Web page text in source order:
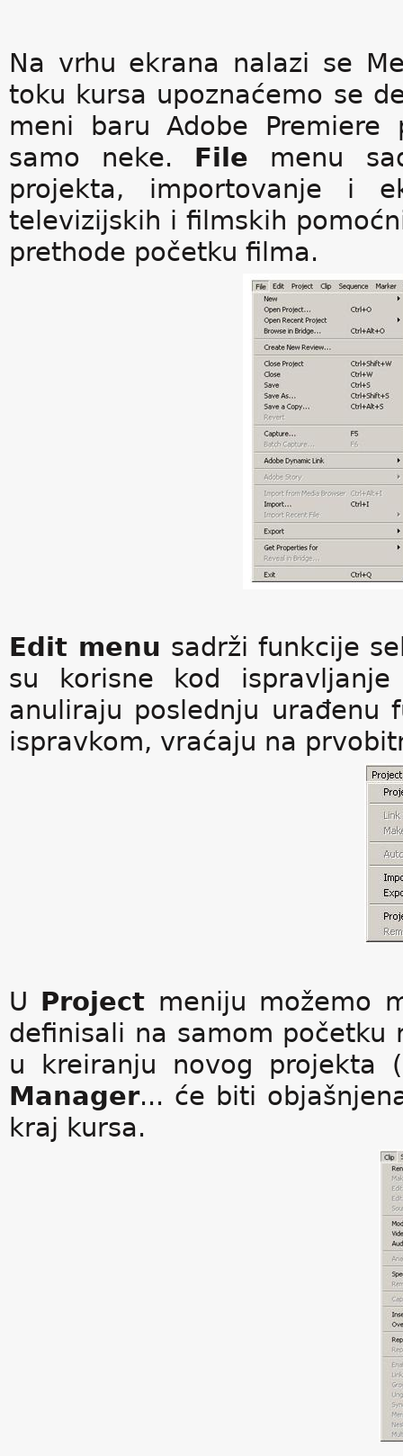
Na vrhu ekrana nalazi se
toku kursa upoznaćemo se
meni baru Adobe
samo neke. File menu
projekta, importovanje i
televizijskih i filmskih
prethode početku filma.
Edit menu sadrži funkcije
su korisne kod
anuliraju poslednju urađenu
ispravkom, vraćaju na
U Project meniju možemo
definisali na samom početku
u kreiranju novog projekta
Manager... će biti
kraj kursa.